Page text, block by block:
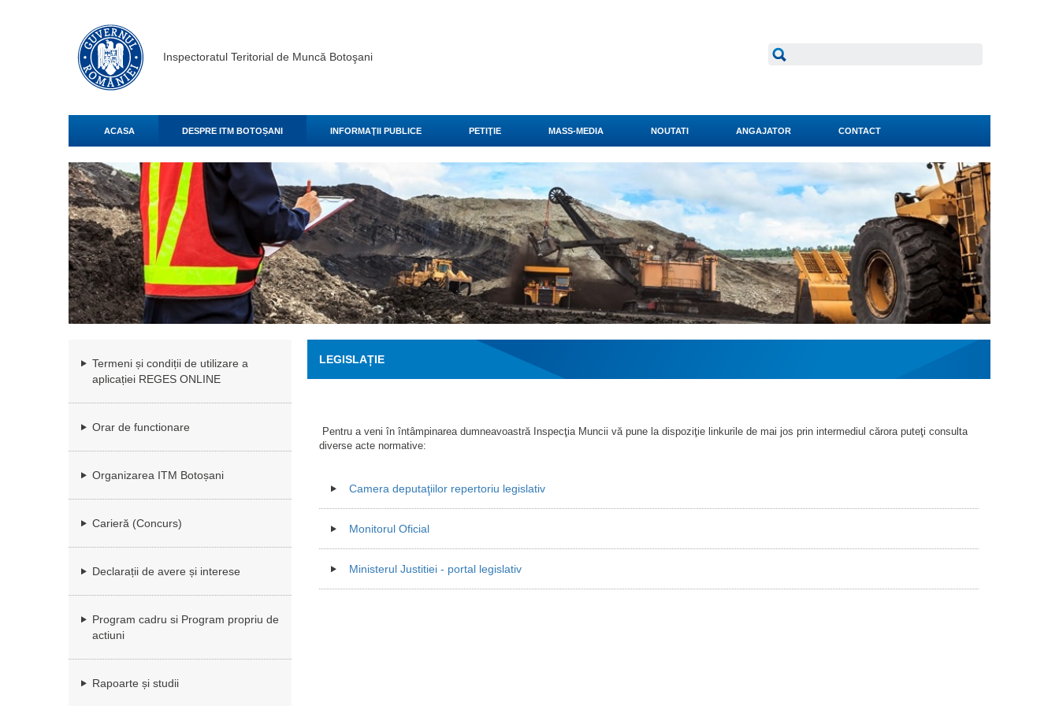
Inspectoratul Teritorial de Muncă Botoşani
ACASA DESPRE ITM BOTOȘANI INFORMAŢII PUBLICE PETIŢIE MASS-MEDIA NOUTATI ANGAJATOR CONTACT
Termeni și condiții de utilizare a
aplicației REGES ONLINE
Orar de functionare
Organizarea ITM Botoșani
Carieră (Concurs)
Declarații de avere și interese
Program cadru si Program propriu de
actiuni
Rapoarte și studii
LEGISLAȚIE
Pentru a veni în întâmpinarea dumneavoastră Inspecţia Muncii vă pune la dispoziţie linkurile de mai jos prin intermediul cărora puteţi consulta
diverse acte normative:
Camera deputaţiilor repertoriu legislativ
Monitorul Oficial
Ministerul Justitiei - portal legislativ